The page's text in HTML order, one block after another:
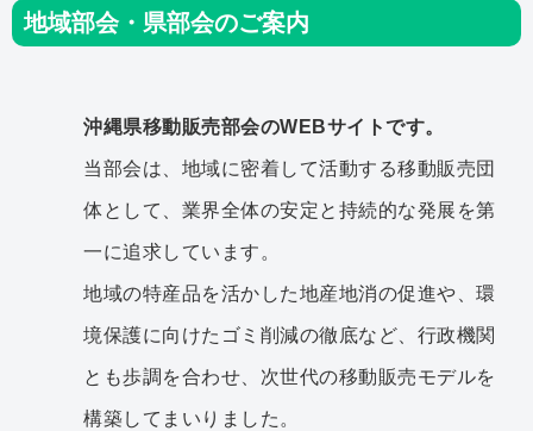
地域部会・県部会のご案内
沖縄県移動販売部会のWEBサイトです。
当部会は、地域に密着して活動する移動販売団
体として、業界全体の安定と持続的な発展を第
一に追求しています。
地域の特産品を活かした地産地消の促進や、環
境保護に向けたゴミ削減の徹底など、行政機関
とも歩調を合わせ、次世代の移動販売モデルを
構築してまいりました。